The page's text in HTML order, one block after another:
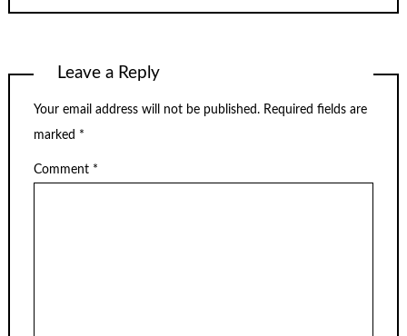
Leave a Reply
Your email address will not be published. Required fields are
marked *
Comment *